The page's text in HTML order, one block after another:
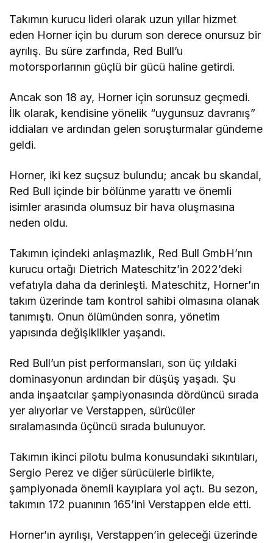
Takımın kurucu lideri olarak uzun yıllar hizmet
eden Horner için bu durum son derece onursuz bir
ayrılış. Bu süre zarfında, Red Bull’u
motorsporlarının güçlü bir gücü haline getirdi.
Ancak son 18 ay, Horner için sorunsuz geçmedi.
İlk olarak, kendisine yönelik “uygunsuz davranış”
iddiaları ve ardından gelen soruşturmalar gündeme
geldi.
Horner, iki kez suçsuz bulundu; ancak bu skandal,
Red Bull içinde bir bölünme yarattı ve önemli
isimler arasında olumsuz bir hava oluşmasına
neden oldu.
Takımın içindeki anlaşmazlık, Red Bull GmbH’nın
kurucu ortağı Dietrich Mateschitz’in 2022’deki
vefatıyla daha da derinleşti. Mateschitz, Horner’ın
takım üzerinde tam kontrol sahibi olmasına olanak
tanımıştı. Onun ölümünden sonra, yönetim
yapısında değişiklikler yaşandı.
Red Bull’un pist performansları, son üç yıldaki
dominasyonun ardından bir düşüş yaşadı. Şu
anda inşaatcılar şampiyonasında dördüncü sırada
yer alıyorlar ve Verstappen, sürücüler
sıralamasında üçüncü sırada bulunuyor.
Takımın ikinci pilotu bulma konusundaki sıkıntıları,
Sergio Perez ve diğer sürücülerle birlikte,
şampiyonada önemli kayıplara yol açtı. Bu sezon,
takımın 172 puanının 165’ini Verstappen elde etti.
Horner’ın ayrılışı, Verstappen’in geleceği üzerinde